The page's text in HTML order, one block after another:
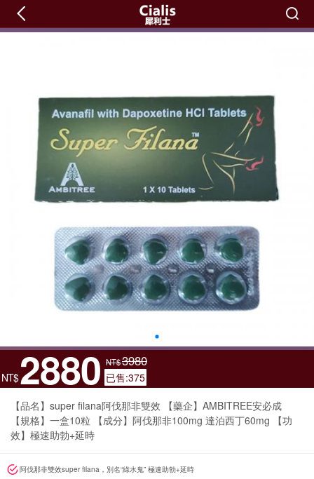
NT$2880 NT$3980
已售:375
【品名】super filana阿伐那非雙效 【藥企】AMBITREE安必成
【規格】一盒10粒 【成分】阿伐那非100mg 達泊西丁60mg 【功
效】極速助勃+延時
阿伐那非雙效super filana，別名“綠水鬼” 極速助勃+延時